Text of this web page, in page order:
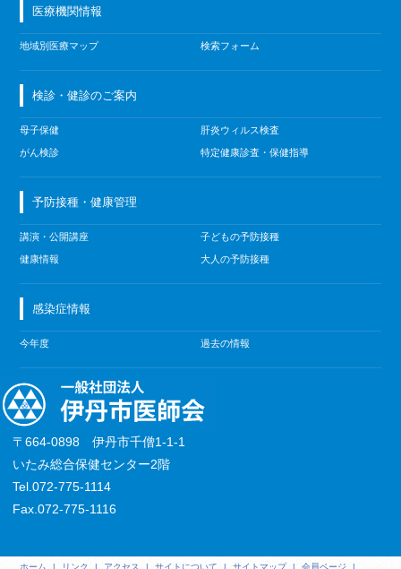
医療機関情報
地域別医療マップ 検索フォーム
検診・健診のご案内
母子保健
がん検診
肝炎ウィルス検査
特定健康診査・保健指導
予防接種・健康管理
講演・公開講座
健康情報
子どもの予防接種
大人の予防接種
感染症情報
今年度 過去の情報
〒664-0898 伊丹市千僧1-1-1
いたみ総合保健センター2階
Tel.072-775-1114
Fax.072-775-1116
ホーム | リンク | アクセス | サイトについて | サイトマップ | 会員ページ |